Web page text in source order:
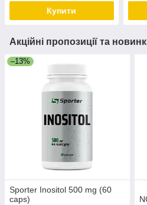
Купити
Акційні пропозиції та
–13%
Sporter Inositol 500 mg (60
caps)